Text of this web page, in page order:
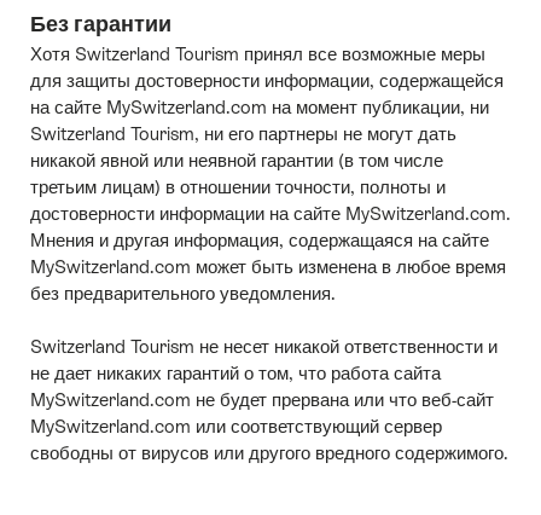
Без гарантии
Хотя Switzerland Tourism принял все возможные меры
для защиты достоверности информации, содержащейся
на сайте MySwitzerland.com на момент публикации, ни
Switzerland Tourism, ни его партнеры не могут дать
никакой явной или неявной гарантии (в том числе
третьим лицам) в отношении точности, полноты и
достоверности информации на сайте MySwitzerland.com.
Мнения и другая информация, содержащаяся на сайте
MySwitzerland.com может быть изменена в любое время
без предварительного уведомления.
Switzerland Tourism не несет никакой ответственности и
не дает никаких гарантий о том, что работа сайта
MySwitzerland.com не будет прервана или что веб-сайт
MySwitzerland.com или соответствующий сервер
свободны от вирусов или другого вредного содержимого.